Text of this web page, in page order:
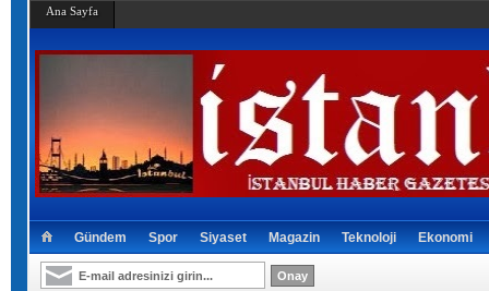
Ana Sayfa
Gündem Spor Siyaset Magazin Teknoloji Ekonomi